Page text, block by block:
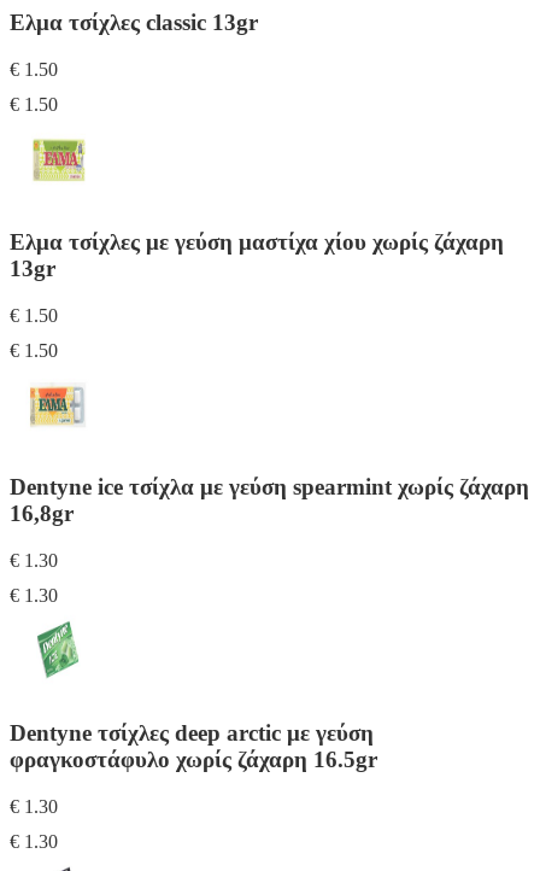
Ελμα τσίχλες classic 13gr
€ 1.50
€ 1.50
Ελμα τσίχλες με γεύση μαστίχα χίου χωρίς ζάχαρη
13gr
€ 1.50
€ 1.50
Dentyne ice τσίχλα με γεύση spearmint χωρίς ζάχαρη
16,8gr
€ 1.30
€ 1.30
Dentyne τσίχλες deep arctic με γεύση
φραγκοστάφυλο χωρίς ζάχαρη 16.5gr
€ 1.30
€ 1.30